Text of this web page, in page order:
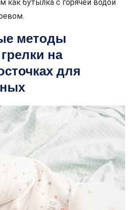
как бутылка с горячей водой
методы
на
для